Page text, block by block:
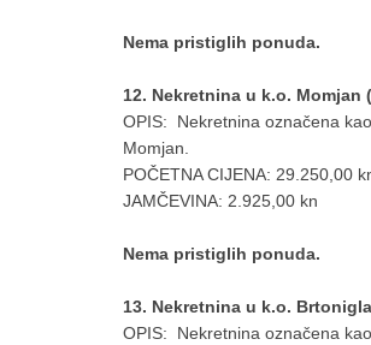
Nema pristiglih ponuda.
12. Nekretnina u k.o.
OPIS: Nekretnina označena
Momjan.
POČETNA CIJENA: 29.250,00
JAMČEVINA: 2.925,00 kn
Nema pristiglih ponuda.
13. Nekretnina u k.o.
OPIS: Nekretnina označena